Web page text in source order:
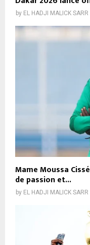
by EL HADJI MALICK SARR
Mame Moussa
de passion et...
by EL HADJI MALICK SARR